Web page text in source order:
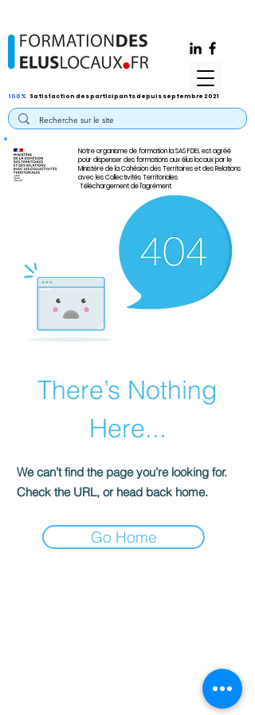
Notre organisme de formation la SAS FDEL est agréé
pour dispenser des formations aux élus locaux par le
Ministère de la Cohésion des Territoires et des Relations
avec les Collectivités Territoriales
Téléchargement de l'agrément
100% Satisfaction des participants depuis septembre 2021
There’s Nothing
Here...
We can’t find the page you’re looking for.
Check the URL, or head back home.
Go Home